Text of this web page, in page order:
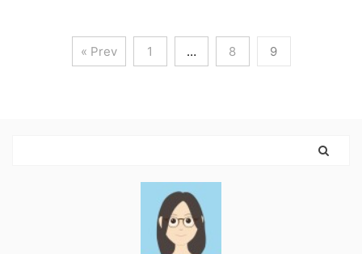
« Prev 1 … 8 9